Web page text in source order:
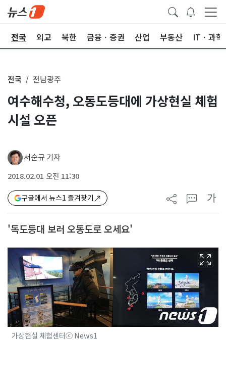
전국 외교 북한 금융ㆍ증권 산업 부동산 ITㆍ과학
전국 전남광주
여수해수청, 오동도등대에 가상현실 체험
시설 오픈
서순규 기자
2018.02.01 오전 11:30
구글에서 뉴스1 즐겨찾기 가
'독도등대 보러 오동도로 오세요'
가상현실 체험센터ⓒ News1